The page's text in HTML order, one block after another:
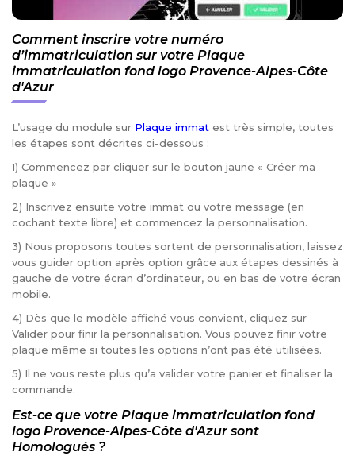
Comment inscrire votre numéro
d’immatriculation sur votre Plaque
immatriculation fond logo Provence-Alpes-Côte
d'Azur
L’usage du module sur Plaque immat est très simple, toutes
les étapes sont décrites ci-dessous :
1) Commencez par cliquer sur le bouton jaune « Créer ma
plaque »
2) Inscrivez ensuite votre immat ou votre message (en
cochant texte libre) et commencez la personnalisation.
3) Nous proposons toutes sortent de personnalisation, laissez
vous guider option après option grâce aux étapes dessinés à
gauche de votre écran d’ordinateur, ou en bas de votre écran
mobile.
4) Dès que le modèle affiché vous convient, cliquez sur
Valider pour finir la personnalisation. Vous pouvez finir votre
plaque même si toutes les options n’ont pas été utilisées.
5) Il ne vous reste plus qu’a valider votre panier et finaliser la
commande.
Est-ce que votre Plaque immatriculation fond
logo Provence-Alpes-Côte d'Azur sont
Homologués ?